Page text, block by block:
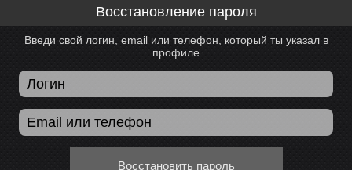
Восстановление пароля
Введи свой логин, email или телефон, который ты указал в
профиле
Восстановить пароль